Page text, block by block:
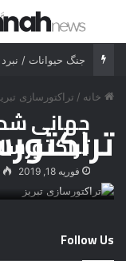
جستجو برای
جنگ حیوانات /
خانه / تراکتورسازی
جهانی
فوریه 18, 2019
Follow Us